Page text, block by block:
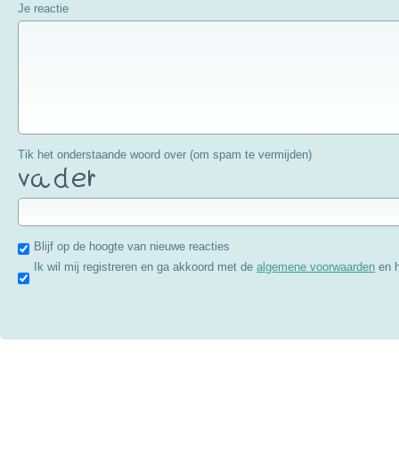
Je reactie
Tik het onderstaande woord over (om spam te vermijden)
Blijf op de hoogte van nieuwe reacties
Ik wil mij registreren en ga akkoord met dealgemene voorwaarden en